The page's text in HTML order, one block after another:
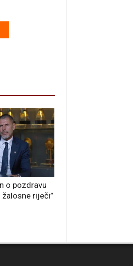
o pozdravu
žalosne riječi”